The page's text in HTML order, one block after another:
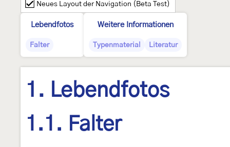
Neues Layout der Navigation (Beta Test)
Lebendfotos
Falter
Weitere Informationen
Typenmaterial Literatur
1. Lebendfotos
1.1. Falter